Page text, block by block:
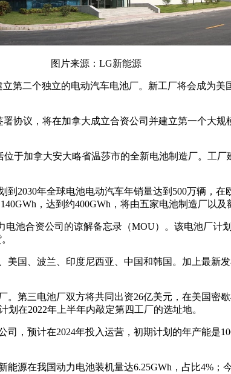
图片来源：LG新能源
第二个独立的电动汽车电池厂。新工厂将会成为
协议，将在加拿大成立合资公司并建立第一个大
于加拿大安大略省温莎市的全新电池制造厂。工
到2030年全球电池电动汽车年销量达到500万辆，
，达到约400GWh，将由五家电池制造厂以及
电池合资公司的谅解备忘录（MOU）。该电池厂计
国、波兰、印度尼西亚、中国和韩国。加上最新
第三电池厂双方将共同出资26亿美元，在美国密
在2022年上半年内敲定第四工厂的选址地。
，预计在2024年投入运营，初期计划的年产能是
源在我国动力电池装机量达6.25GWh，占比4%；